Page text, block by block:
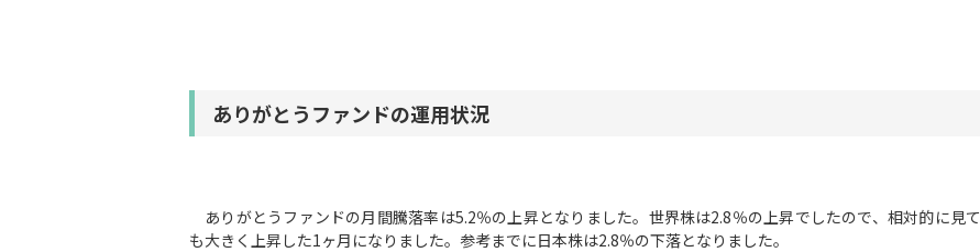
ありがとうファンドの運用状況
ありがとうファンドの月間騰落率は5.2％の上昇となりました。世界株は2.8％の上昇でしたので、相対的に見て
も大きく上昇した1ヶ月になりました。参考までに日本株は2.8％の下落となりました。